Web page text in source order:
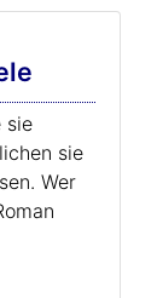
sie
sie
Wer